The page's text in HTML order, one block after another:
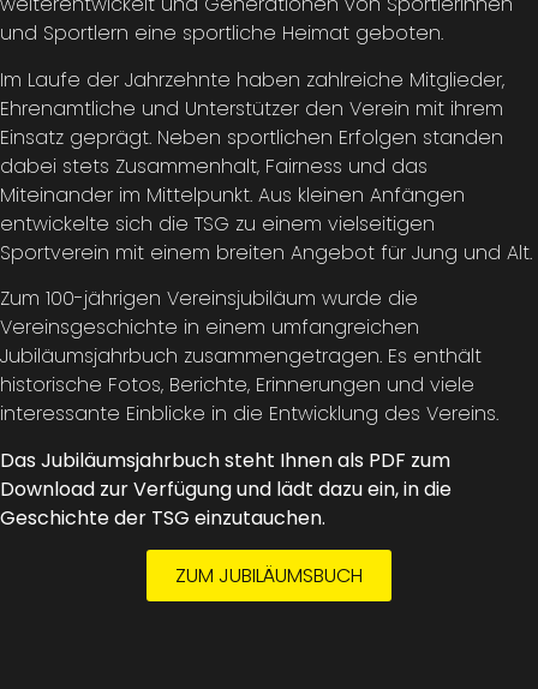
und Sportlern eine sportliche Heimat geboten.
Im Laufe der Jahrzehnte haben zahlreiche Mitglieder,
Ehrenamtliche und Unterstützer den Verein mit ihrem
Einsatz geprägt. Neben sportlichen Erfolgen standen
dabei stets Zusammenhalt, Fairness und das
Miteinander im Mittelpunkt. Aus kleinen Anfängen
entwickelte sich die TSG zu einem vielseitigen
Sportverein mit einem breiten Angebot für Jung und Alt.
Zum 100-jährigen Vereinsjubiläum wurde die
Vereinsgeschichte in einem umfangreichen
Jubiläumsjahrbuch zusammengetragen. Es enthält
historische Fotos, Berichte, Erinnerungen und viele
interessante Einblicke in die Entwicklung des Vereins.
Das Jubiläumsjahrbuch steht Ihnen als PDF zum
Download zur Verfügung und lädt dazu ein, in die
Geschichte der TSG einzutauchen.
ZUM JUBILÄUMSBUCH